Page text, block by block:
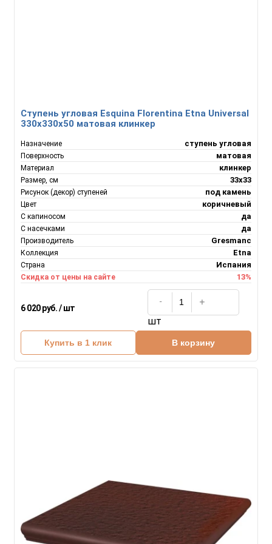
Ступень угловая Esquina Florentina Etna Universal
330x330x50 матовая клинкер
Назначение ступень угловая
Поверхность матовая
Материал клинкер
Размер, см 33x33
Рисунок (декор) ступеней под камень
Цвет коричневый
С капиносом да
С насечками да
Производитель Gresmanc
Коллекция Etna
Страна Испания
Скидка от цены на сайте 13%
6 020 руб. / шт
шт
Купить в 1 клик В корзину